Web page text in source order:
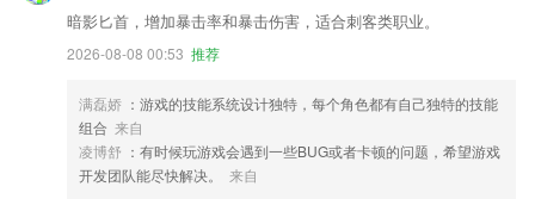
暗影匕首，增加暴击率和暴击伤害，适合刺客类职业。
2026-08-08 00:53 推荐
满磊娇 ：游戏的技能系统设计独特，每个角色都有自己独特的技能
组合 来自
凌博舒 ：有时候玩游戏会遇到一些BUG或者卡顿的问题，希望游戏
开发团队能尽快解决。
来自